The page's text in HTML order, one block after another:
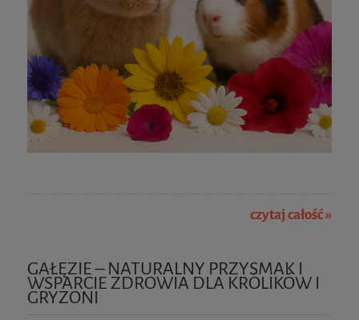
czytaj całość »
GAŁĘZIE – NATURALNY PRZYSMAK I
WSPARCIE ZDROWIA DLA KRÓLIKÓW I
GRYZONI